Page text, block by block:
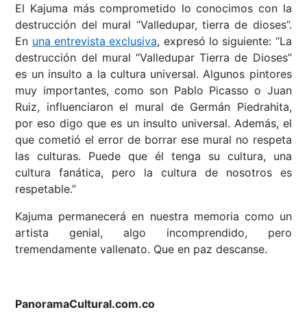
El Kajuma más comprometido lo conocimos con la
destrucción del mural “Valledupar, tierra de dioses”.
En una entrevista exclusiva, expresó lo siguiente: “La
destrucción del mural “Valledupar Tierra de Dioses”
es un insulto a la cultura universal. Algunos pintores
muy importantes, como son Pablo Picasso o Juan
Ruiz, influenciaron el mural de Germán Piedrahita,
por eso digo que es un insulto universal. Además, el
que cometió el error de borrar ese mural no respeta
las culturas. Puede que él tenga su cultura, una
cultura fanática, pero la cultura de nosotros es
respetable.”
Kajuma permanecerá en nuestra memoria como un
artista genial, algo incomprendido, pero
tremendamente vallenato. Que en paz descanse.
PanoramaCultural.com.co